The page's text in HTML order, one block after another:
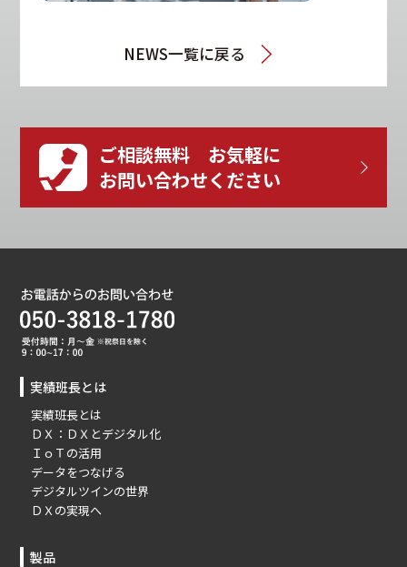
NEWS一覧に戻る
ご相談無料 お気軽に
お問い合わせください
実績班長とは
実績班長とは
ＤＸ：ＤＸとデジタル化
ＩｏＴの活用
データをつなげる
デジタルツインの世界
ＤＸの実現へ
製品